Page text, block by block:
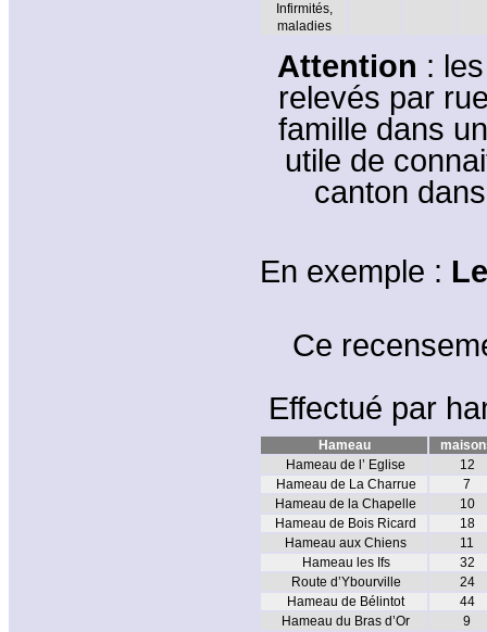
Infirmités,
maladies
Attention :
relevés par
famille dans
utile de
canton
En exemple :
Ce
Effectué par
Hameau
Hameau de l’ Eglise
12
Hameau de La Charrue
7
Hameau de la Chapelle
10
Hameau de Bois Ricard
18
Hameau aux Chiens
11
Hameau les Ifs
32
Route d’Ybourville
24
Hameau de Bélintot
44
Hameau du Bras d’Or
9